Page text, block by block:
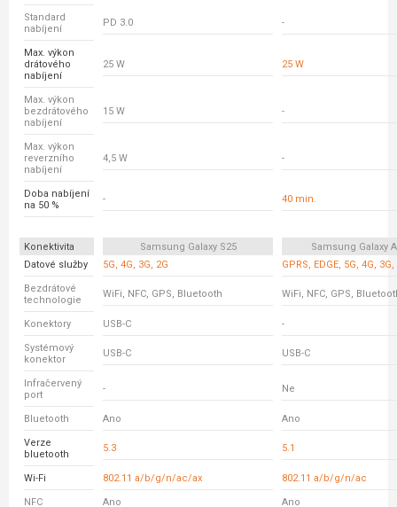
Standard
nabíjení
PD 3.0 -
Max. výkon
drátového
nabíjení
25 W 25 W
Max. výkon
bezdrátového
nabíjení
15 W -
Max. výkon
reverzního
nabíjení
4,5 W -
Doba nabíjení
na 50 %
- 40 min.
Konektivita Samsung Galaxy S25
Samsung Galaxy
Datové služby
5G, 4G, 3G, 2G GPRS, EDGE, 5G, 4G, 3G,
Bezdrátové
technologie
WiFi, NFC, GPS, Bluetooth WiFi, NFC, GPS,
Konektory USB-C -
Systémový
konektor
USB-C USB-C
Infračervený
port
- Ne
Bluetooth Ano Ano
Verze
bluetooth
5.3 5.1
Wi-Fi 802.11 a/b/g/n/ac/ax 802.11 a/b/g/n/ac
NFC Ano Ano